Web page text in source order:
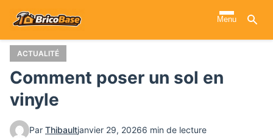
contenu
principal
Menu
ACTUALITÉ
Comment poser un sol en
vinyle
Par Thibaultjanvier 29, 20266 min de lecture